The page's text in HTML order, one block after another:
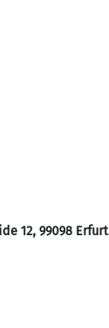
12, 99098 Erfurt